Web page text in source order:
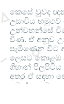
කෙසේ වුවද
උසාවිය
උන්වහන්සේ
විණ. ඒ අනූව
පැමිණෙන විට
ලෙසට කොළඹ
ගිහාන්
අතර ඒ සඳහා
ගුවන්